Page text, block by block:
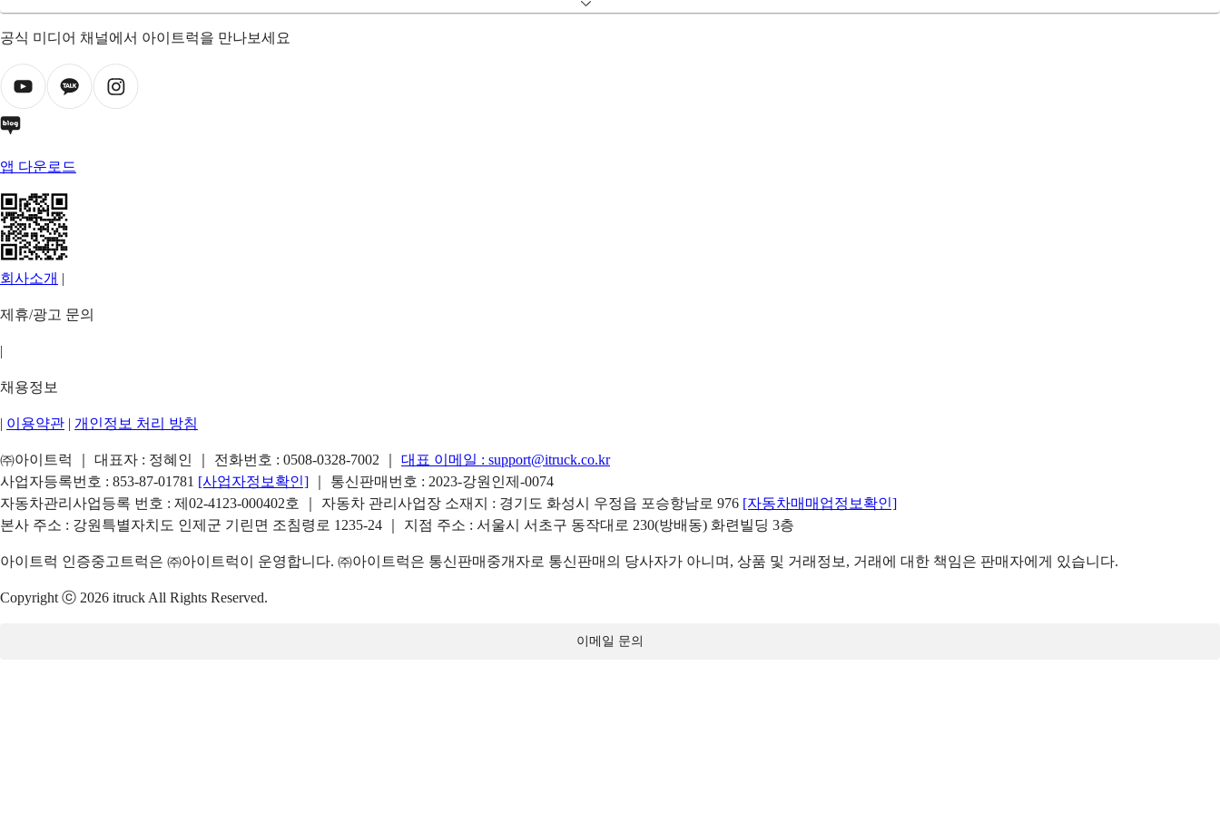
공식 미디어 채널에서 아이트럭을 만나보세요
앱 다운로드
회사소개 |
제휴/광고 문의
|
채용정보
| 이용약관 | 개인정보 처리 방침
㈜아이트럭 ｜ 대표자 : 정혜인 ｜ 전화번호 : 0508-0328-7002 대표 이메일 : support@itruck.co.kr
사업자등록번호 : 853-87-01781 [사업자정보확인]
｜ 통신판매번호 : 2023-강원인제-0074
자동차관리사업등록 번호 : 제02-4123-000402호 ｜ 자동차 관리사업장 소재지 : 경기도 화성시 우정읍 포승항남로 976 [자동차매매업정보확인]
본사 주소 : 강원특별자치도 인제군 기린면 조침령로 1235-24 ｜ 지점 주소 : 서울시 서초구 동작대로 230(방배동) 화련빌딩 3층
아이트럭 인증중고트럭은 ㈜아이트럭이 운영합니다. ㈜아이트럭은 통신판매중개자로 통신판매의 당사자가 아니며, 상품 및 거래정보, 거래에 대한 책임은 판매자에게 있습니다.
Copyright ⓒ 2026 itruck All Rights Reserved.
이메일 문의